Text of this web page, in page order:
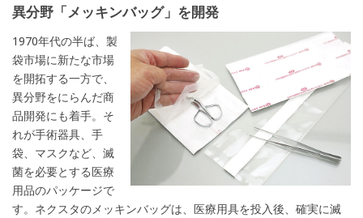
異分野「メッキンバッグ」を開発
1970年代の半ば、製
袋市場に新たな市場
を開拓する一方で、
異分野をにらんだ商
品開発にも着手。そ
れが手術器具、手
袋、マスクなど、滅
菌を必要とする医療
用品のパッケージで
す。ネクスタのメッキンバッグは、医療用具を投入後、確実に滅